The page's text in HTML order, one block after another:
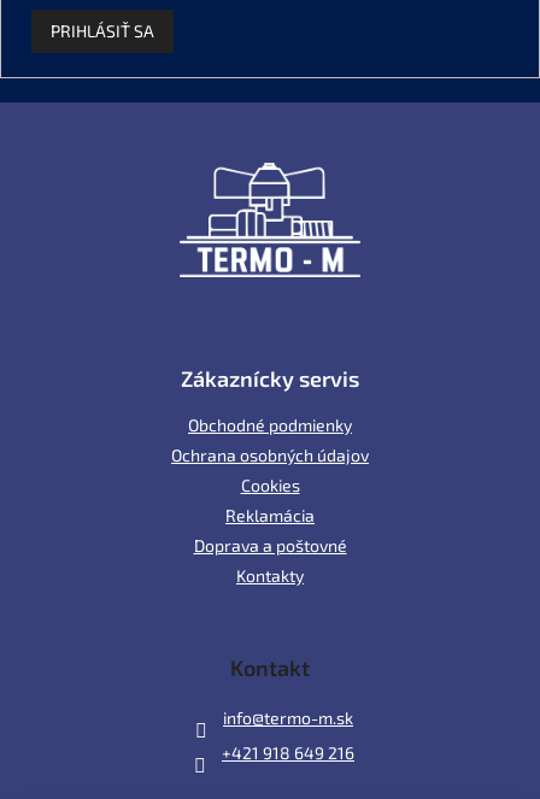
PRIHLÁSIŤ SA
Zákaznícky servis
Obchodné podmienky
Ochrana osobných údajov
Cookies
Reklamácia
Doprava a poštovné
Kontakty
Kontakt
info@termo-m.sk
+421 918 649 216